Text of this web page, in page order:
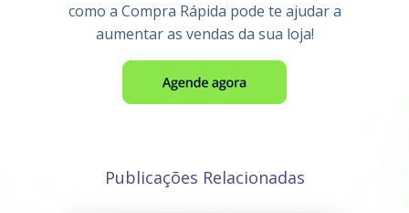
como a Compra Rápida pode te ajudar a
aumentar as vendas da sua loja!
Publicações Relacionadas